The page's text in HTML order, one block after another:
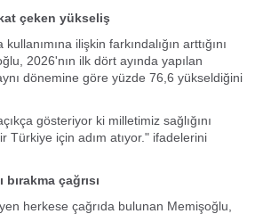
çeken yükseliş
ilişkin farkındalığın arttığını
2026'nın ilk dört ayında yapılan
dönemine göre yüzde 76,6 yükseldiğini
gösteriyor ki milletimiz sağlığını
Türkiye için adım atıyor." ifadelerini
çağrısı
herkese çağrıda bulunan Memişoğlu,